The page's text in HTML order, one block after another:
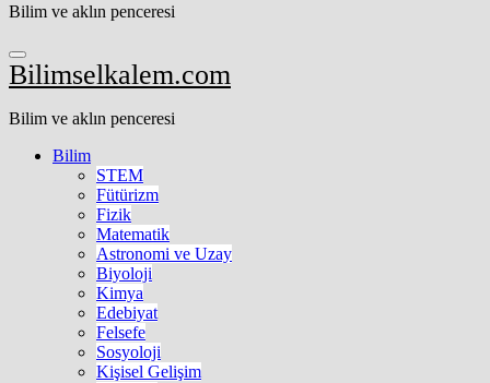
Bilim ve aklın penceresi
Bilimselkalem.com
Bilim ve aklın penceresi
Bilim
STEM
Fütürizm
Fizik
Matematik
Astronomi ve Uzay
Biyoloji
Kimya
Edebiyat
Felsefe
Sosyoloji
Kişisel Gelişim